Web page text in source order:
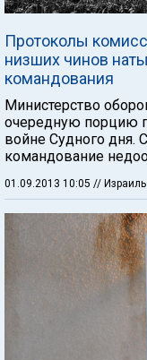
Протоколы
низших чинов
командования
Министерство
очередную порцию
войне Судного дня.
командование
01.09.2013 10:05 // Израиль